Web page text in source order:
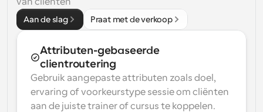
Aan de slag Praat met de verkoop
Attributen-gebaseerde
clientroutering
Gebruik aangepaste attributen zoals doel,
ervaring of voorkeurstype sessie om cliënten
aan de juiste trainer of cursus te koppelen.